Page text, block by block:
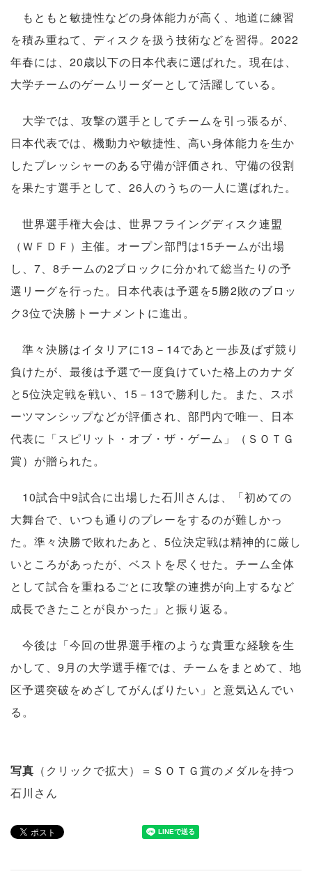
もともと敏捷性などの身体能力が高く、地道に練習
を積み重ねて、ディスクを扱う技術などを習得。2022
年春には、20歳以下の日本代表に選ばれた。現在は、
大学チームのゲームリーダーとして活躍している。
大学では、攻撃の選手としてチームを引っ張るが、
日本代表では、機動力や敏捷性、高い身体能力を生か
したプレッシャーのある守備が評価され、守備の役割
を果たす選手として、26人のうちの一人に選ばれた。
世界選手権大会は、世界フライングディスク連盟
（ＷＦＤＦ）主催。オープン部門は15チームが出場
し、7、8チームの2ブロックに分かれて総当たりの予
選リーグを行った。日本代表は予選を5勝2敗のブロッ
ク3位で決勝トーナメントに進出。
準々決勝はイタリアに13－14であと一歩及ばず競り
負けたが、最後は予選で一度負けていた格上のカナダ
と5位決定戦を戦い、15－13で勝利した。また、スポ
ーツマンシップなどが評価され、部門内で唯一、日本
代表に「スピリット・オブ・ザ・ゲーム」（ＳＯＴＧ
賞）が贈られた。
10試合中9試合に出場した石川さんは、「初めての
大舞台で、いつも通りのプレーをするのが難しかっ
た。準々決勝で敗れたあと、5位決定戦は精神的に厳し
いところがあったが、ベストを尽くせた。チーム全体
として試合を重ねるごとに攻撃の連携が向上するなど
成長できたことが良かった」と振り返る。
今後は「今回の世界選手権のような貴重な経験を生
かして、9月の大学選手権では、チームをまとめて、地
区予選突破をめざしてがんばりたい」と意気込んでい
る。
写真 （クリックで拡大）＝ＳＯＴＧ賞のメダルを持つ
石川さん